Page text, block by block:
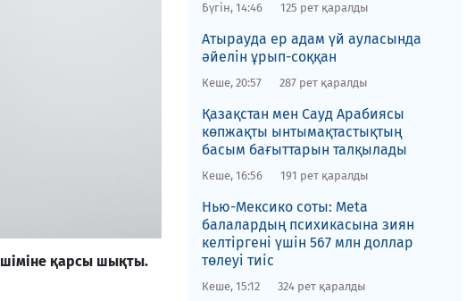
қарсы шықты.
Бүгін, 14:46 125 рет қаралды
Атырауда ер адам үй ауласында
әйелін ұрып-соққан
Кеше, 20:57 287 рет қаралды
Қазақстан мен Сауд Арабиясы
көпжақты ынтымақтастықтың
басым бағыттарын талқылады
Кеше, 16:56 191 рет қаралды
Нью-Мексико соты​: Meta
балалардың психикасына зиян
келтіргені үшін 567 млн доллар
төлеуі тиіс
Кеше, 15:12 324 рет қаралды